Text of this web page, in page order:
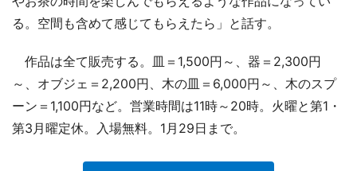
る。空間も含めて感じてもらえたら」と話す。
作品は全て販売する。皿＝1,500円～、器＝2,300円
～、オブジェ＝2,200円、木の皿＝6,000円～、木のスプ
ーン＝1,100円など。営業時間は11時～20時。火曜と第1・
第3月曜定休。入場無料。1月29日まで。